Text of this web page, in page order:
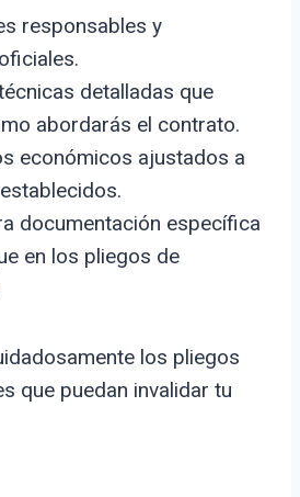
responsables y
detalladas que
abordarás el contrato.
económicos ajustados a
documentación específica
en los pliegos de
los pliegos
que puedan invalidar tu